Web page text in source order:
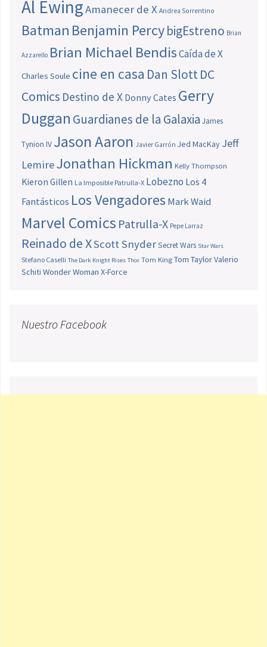
Al EwingAmanecer de X Andrea Sorrentino
Batman Benjamin PercybigEstreno Brian
Azzarello Brian Michael BendisCaída de X
Charles Soule cine en casa Dan SlottDC
Comics Destino de X Donny Cates Gerry
Duggan Guardianes de la Galaxia James
Tynion IV Jason Aaron Javier Garrón Jed MacKay Jeff
LemireJonathan Hickman Kelly Thompson
Kieron Gillen La Imposible Patrulla-X Lobezno Los 4
Fantásticos Los Vengadores Mark Waid
Marvel Comics Patrulla-X Pepe Larraz
Reinado de XScott SnyderSecret Wars Star Wars
Stefano Caselli The Dark Knight Rises Thor Tom King Tom TaylorValerio
Schiti Wonder Woman X-Force
Nuestro Facebook